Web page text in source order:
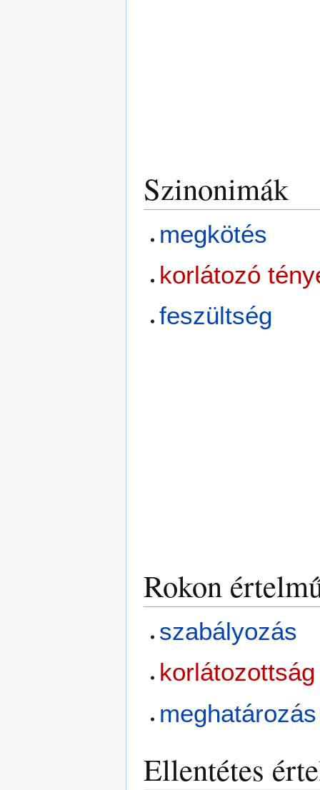
Szinonimák
megkötés
korlátozó
feszültség
Rokon
szabályozás
korlátozottság
meghatározás
Ellentétes